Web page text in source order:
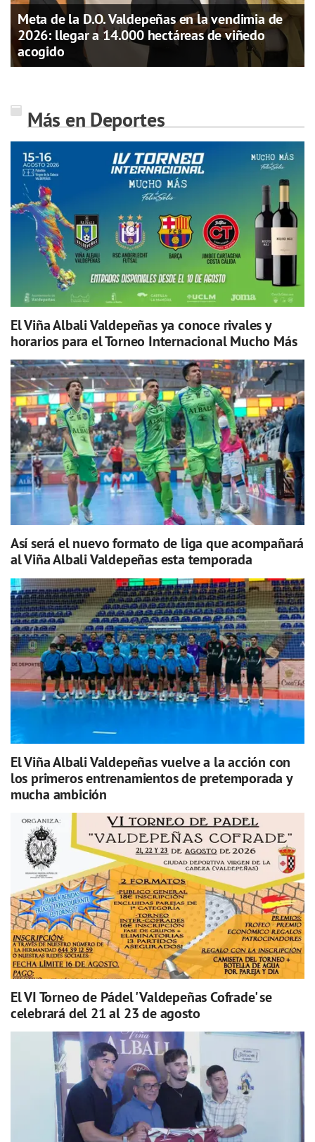
Meta de la D.O. Valdepeñas en la vendimia de
2026: llegar a 14.000 hectáreas de viñedo
acogido
Más en Deportes
El Viña Albali Valdepeñas ya conoce rivales y
horarios para el Torneo Internacional Mucho Más
Así será el nuevo formato de liga que acompañará
al Viña Albali Valdepeñas esta temporada
El Viña Albali Valdepeñas vuelve a la acción con
los primeros entrenamientos de pretemporada y
mucha ambición
El VI Torneo de Pádel 'Valdepeñas Cofrade' se
celebrará del 21 al 23 de agosto